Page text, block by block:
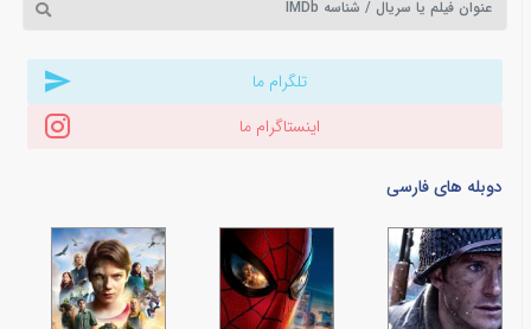
تلگرام ما
اینستاگرام ما
دوبله های فارسی